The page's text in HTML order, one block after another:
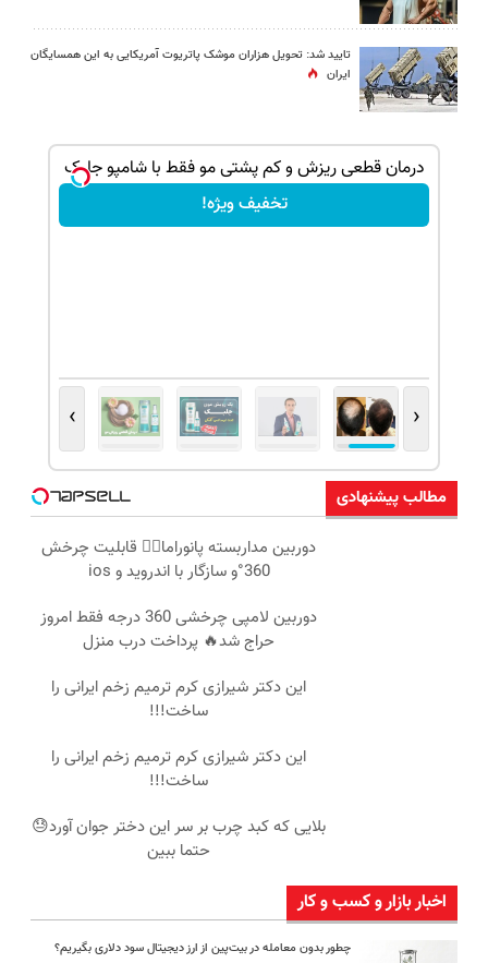
تایید شد: تحویل هزاران موشک پاتریوت آمریکایی به این همسایگان
ایران
درمان قطعی ریزش و کم پشتی مو فقط با شامپو جلبک
تخفیف ویژه!
‹
›
مطالب پیشنهادی
دوربین مداربسته پانوراما👈🏻 قابلیت چرخش
360°و سازگار با اندروید و ios
دوربین لامپی چرخشی 360 درجه فقط امروز
حراج شد🔥 پرداخت درب منزل
این دکتر شیرازی کرم ترمیم زخم ایرانی را
ساخت!!!
این دکتر شیرازی کرم ترمیم زخم ایرانی را
ساخت!!!
بلایی که کبد چرب بر سر این دختر جوان آورد😓
حتما ببین
اخبار بازار و کسب و کار
چطور بدون معامله در بیت‌پین از ارز دیجیتال سود دلاری بگیریم؟